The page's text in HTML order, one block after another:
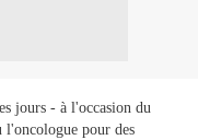
jours - à l'occasion du
l'oncologue pour des